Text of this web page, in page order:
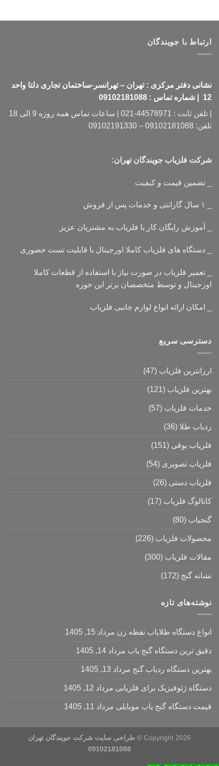
ارتباط با جویندگان
نشانی دفتر مرکزی : تهران – تهرانسر-ساختمان تجاری دلتا واحد
12 | شماره تماس : 09102181088
| تلفن ثابت : 44578971-021 | ساعات تماس همه روزه 9 الی 18
تلفن: 09102181088 – 09102191330
شرکت فلزیاب جویندگان تهران:
_ تضمین قیمت و کیفیت
_ آموزش رایگان کار با فلزیاب به مشتریان عزیز
_ دستگاه های فلزیاب کاملا اورجینال با قابلیت تست حضوری
_ تعمیر فلزیاب در صورت نیاز با استفاده از قطعات کاملا
اورجینال و توسط متخصصان برتر این حوزه
_ امکان ارائه انواع لوازم جانبی فلزیاب
دسترسی سریع
ارزانترین فلزیاب (47)
بهترین فلزیاب (121)
خدمات فلزیاب (57)
ردیاب طلا (36)
فلزیاب بوقی (151)
فلزیاب تصویری (54)
فلزیاب دستی (26)
کاتالوگ فلزیاب (17)
گنجیاب (80)
محصولات فلزیاب (226)
مقالات فلزیاب (300)
نشانه گنج (172)
نوشته‌های تازه
انواع دستگاه طلایاب نقطه زن مرداد 15, 1405
دقیق ترین دستگاه گنج یاب مرداد 14, 1405
بهترین دستگاه ردیاب گنج مرداد 13, 1405
دستگاه ژئوفیزیک برای فلزیابی مرداد 12, 1405
قیمت دستگاه گنج یاب موبایلی مرداد 11, 1405
Copyright 2026 ©
طراحی سایت شرکت جویندگان تهران
09102181088